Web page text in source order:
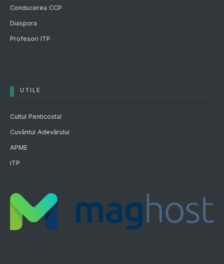
Conducerea CCP
Diaspora
Profesori ITP
UTILE
Cultul Penticostal
Cuvântul Adevărului
APME
ITP